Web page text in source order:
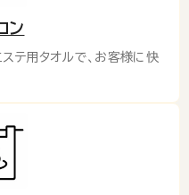
ン
テ用タオルで、お客様に快